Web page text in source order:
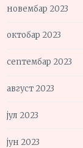
новембар 2023
октобар 2023
септембар 2023
август 2023
јул 2023
јун 2023